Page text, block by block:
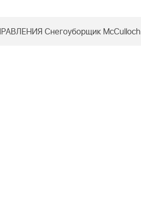
Снегоуборщик